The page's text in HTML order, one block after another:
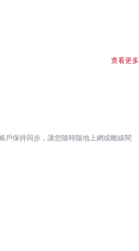
查看更多
戶保持同步，讓您隨時隨地上網或離線閱